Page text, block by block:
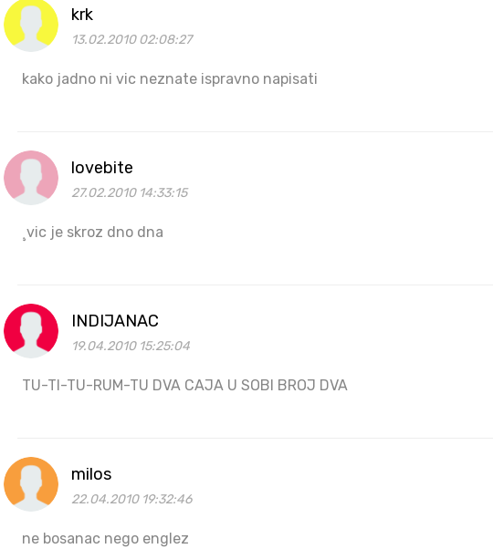
krk
13.02.2010 02:08:27
kako jadno ni vic neznate ispravno napisati
lovebite
27.02.2010 14:33:15
¸vic je skroz dno dna
INDIJANAC
19.04.2010 15:25:04
TU-TI-TU-RUM-TU DVA CAJA U SOBI BROJ DVA
milos
22.04.2010 19:32:46
ne bosanac nego englez